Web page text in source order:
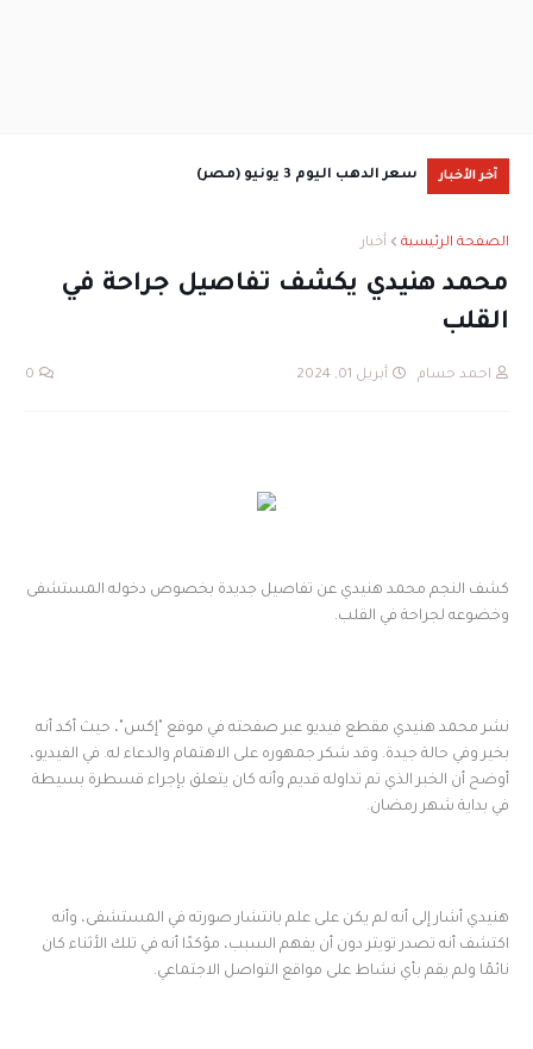
آخر الأخبار سعر الدهب اليوم 3 يونيو (مصر)
الصفحة الرئيسية أخبار
محمد هنيدي يكشف تفاصيل جراحة في
القلب
احمد حسام أبريل 01, 2024 0
كشف النجم محمد هنيدي عن تفاصيل جديدة بخصوص دخوله المستشفى
وخضوعه لجراحة في القلب.
نشر محمد هنيدي مقطع فيديو عبر صفحته في موقع "إكس"، حيث أكد أنه
بخير وفي حالة جيدة. وقد شكر جمهوره على الاهتمام والدعاء له. في الفيديو،
أوضح أن الخبر الذي تم تداوله قديم وأنه كان يتعلق بإجراء قسطرة بسيطة
في بداية شهر رمضان.
هنيدي أشار إلى أنه لم يكن على علم بانتشار صورته في المستشفى، وأنه
اكتشف أنه تصدر تويتر دون أن يفهم السبب، مؤكدًا أنه في تلك الأثناء كان
نائمًا ولم يقم بأي نشاط على مواقع التواصل الاجتماعي.